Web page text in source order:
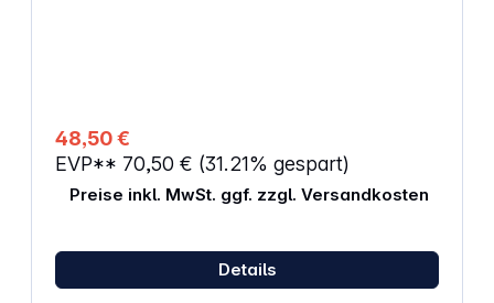
48,50 €
EVP** 70,50 € (31.21% gespart)
Preise inkl. MwSt. ggf. zzgl. Versandkosten
Details